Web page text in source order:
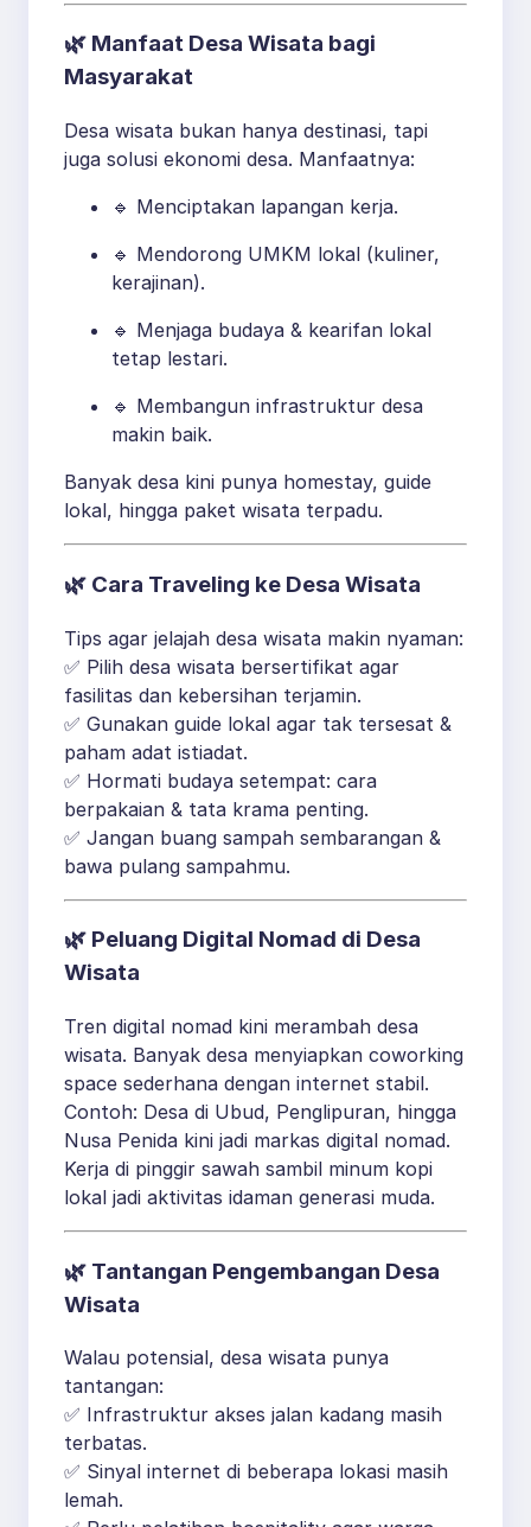
🌿 Manfaat Desa Wisata bagi
Masyarakat
Desa wisata bukan hanya destinasi, tapi
juga solusi ekonomi desa. Manfaatnya:
🔹 Menciptakan lapangan kerja.
🔹 Mendorong UMKM lokal (kuliner,
kerajinan).
🔹 Menjaga budaya & kearifan lokal
tetap lestari.
🔹 Membangun infrastruktur desa
makin baik.
Banyak desa kini punya homestay, guide
lokal, hingga paket wisata terpadu.
🌿 Cara Traveling ke Desa Wisata
Tips agar jelajah desa wisata makin nyaman:
✅ Pilih desa wisata bersertifikat agar
fasilitas dan kebersihan terjamin.
✅ Gunakan guide lokal agar tak tersesat &
paham adat istiadat.
✅ Hormati budaya setempat: cara
berpakaian & tata krama penting.
✅ Jangan buang sampah sembarangan &
bawa pulang sampahmu.
🌿 Peluang Digital Nomad di Desa
Wisata
Tren digital nomad kini merambah desa
wisata. Banyak desa menyiapkan coworking
space sederhana dengan internet stabil.
Contoh: Desa di Ubud, Penglipuran, hingga
Nusa Penida kini jadi markas digital nomad.
Kerja di pinggir sawah sambil minum kopi
lokal jadi aktivitas idaman generasi muda.
🌿 Tantangan Pengembangan Desa
Wisata
Walau potensial, desa wisata punya
tantangan:
✅ Infrastruktur akses jalan kadang masih
terbatas.
✅ Sinyal internet di beberapa lokasi masih
lemah.